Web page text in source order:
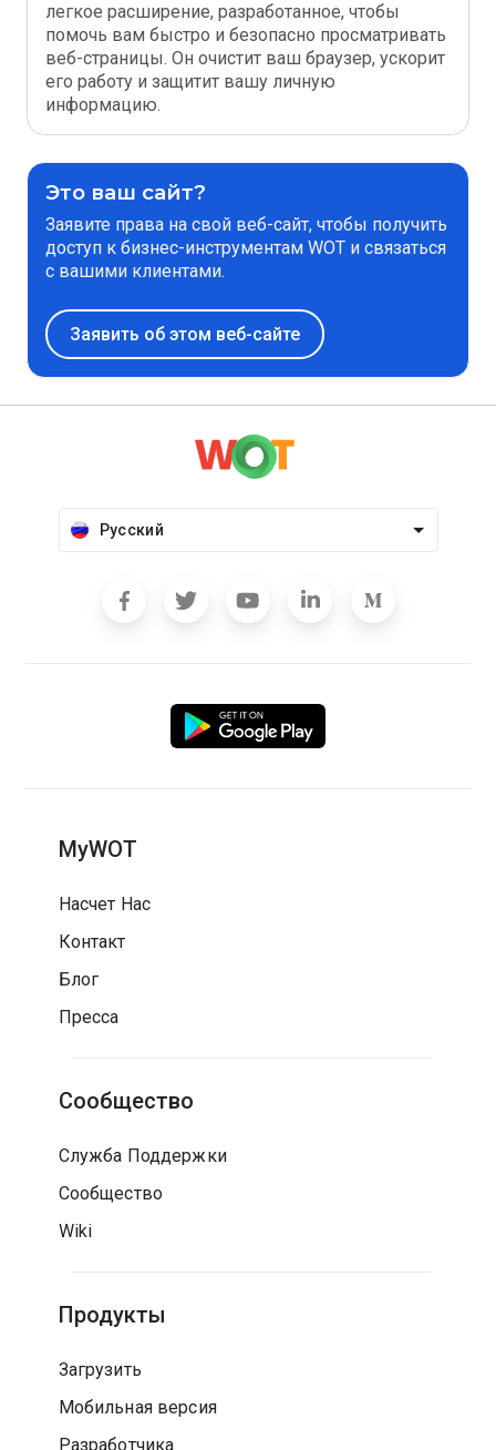
легкое расширение, разработанное, чтобы
помочь вам быстро и безопасно просматривать
веб-страницы. Он очистит ваш браузер, ускорит
его работу и защитит вашу личную
информацию.
Это ваш сайт?
Заявите права на свой веб-сайт, чтобы получить
доступ к бизнес-инструментам WOT и связаться
с вашими клиентами.
Заявить об этом веб-сайте
Русский
MyWOT
Насчет Нас
Контакт
Блог
Пресса
Сообщество
Служба Поддержки
Сообщество
Wiki
Продукты
Загрузить
Мобильная версия
Разработчика